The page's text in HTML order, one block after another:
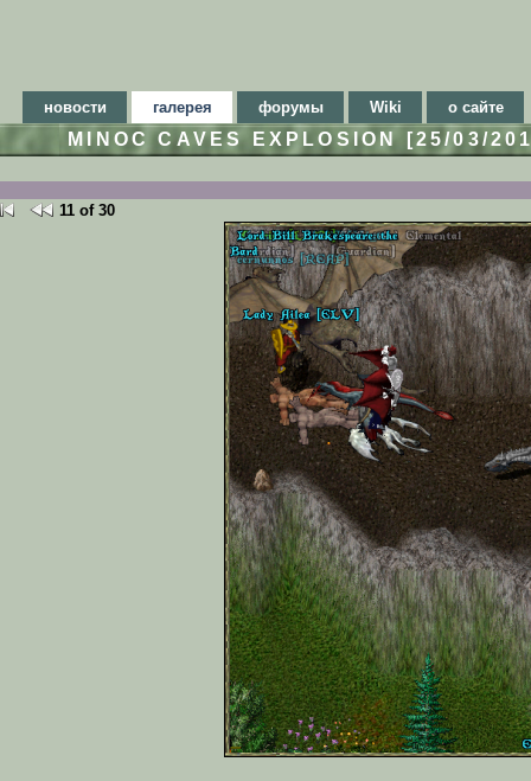
новости галерея форумы Wiki о сайте
MINOC CAVES EXPLOSION [25/03/
11 of 30